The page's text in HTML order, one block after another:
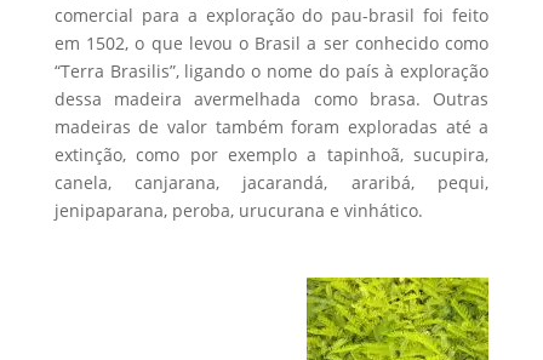
comercial para a exploração do pau-brasil foi feito
em 1502, o que levou o Brasil a ser conhecido como
“Terra Brasilis”, ligando o nome do país à exploração
dessa madeira avermelhada como brasa. Outras
madeiras de valor também foram exploradas até a
extinção, como por exemplo a tapinhoã, sucupira,
canela, canjarana, jacarandá, araribá, pequi,
jenipaparana, peroba, urucurana e vinhático.